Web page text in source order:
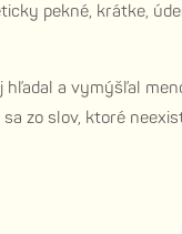
pekné, krátke,
hľadal a vymýšľal
zo slov, ktoré